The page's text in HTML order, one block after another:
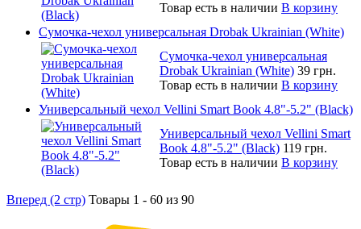
Товар есть в наличии В корзину
Сумочка-чехол универсальная Drobak Ukrainian (White)
Сумочка-чехол универсальная
Drobak Ukrainian (White) 39 грн.
Товар есть в наличии В корзину
Универсальный чехол Vellini Smart Book 4.8"-5.2" (Black)
Универсальный чехол Vellini Smart
Book 4.8"-5.2" (Black) 119 грн.
Товар есть в наличии В корзину
Вперед (2 стр) Товары 1 - 60 из 90